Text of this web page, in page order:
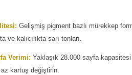
Gelişmiş pigment bazlı mürekkep
ve kalıcılıkta sarı tonları.
Verimi: Yaklaşık 28.000 sayfa
kartuş değiştirin.